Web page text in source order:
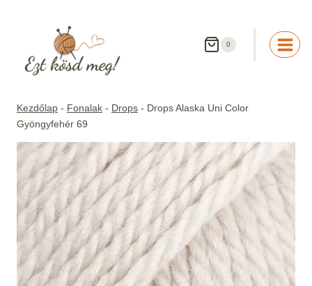
0
Kezdőlap - Fonalak - Drops - Drops Alaska Uni Color
Gyöngyfehér 69